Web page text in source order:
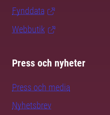
Fynddata
Webbutik
Press och nyheter
Press och media
Nyhetsbrev